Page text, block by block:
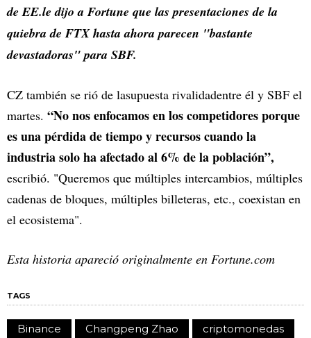
de EE.le dijo a Fortune que las presentaciones de la
quiebra de FTX hasta ahora parecen "bastante
devastadoras" para SBF.
CZ también se rió de lasupuesta rivalidadentre él y SBF el
martes. “No nos enfocamos en los competidores porque
es una pérdida de tiempo y recursos cuando la
industria solo ha afectado al 6% de la población”,
escribió. "Queremos que múltiples intercambios, múltiples
cadenas de bloques, múltiples billeteras, etc., coexistan en
el ecosistema".
Esta historia apareció originalmente en Fortune.com
TAGS
Binance Changpeng Zhao criptomonedas